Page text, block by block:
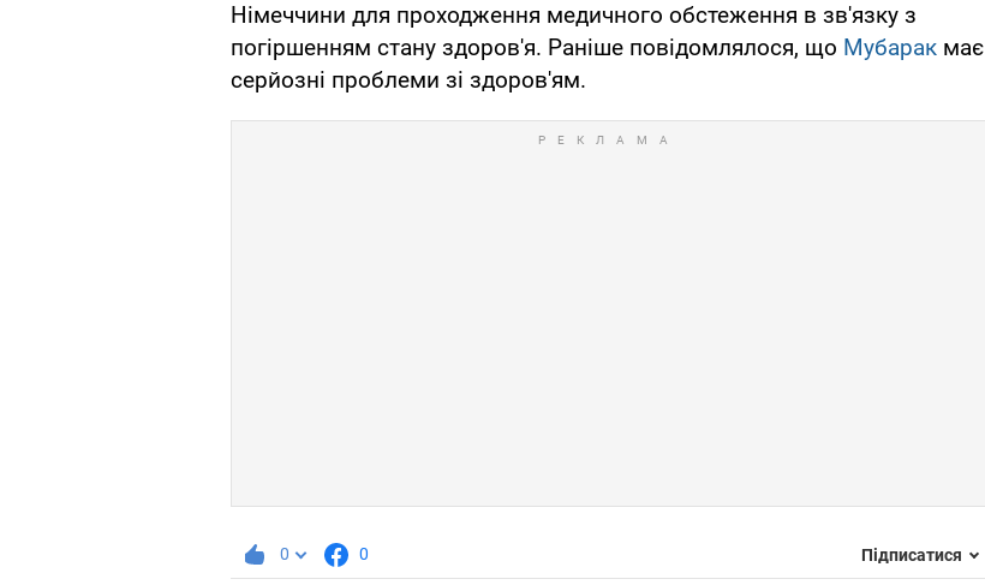
Німеччини для проходження медичного обстеження в зв'язку з
погіршенням стану здоров'я. Раніше повідомлялося, що Мубарак має
серйозні проблеми зі здоров'ям.
0 0 Підписатися